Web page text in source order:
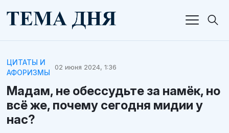
ЦИТАТЫ И
АФОРИЗМЫ
02 июня 2024, 1:36
Мадам, не обессудьте за намёк, но
всё же, почему сегодня мидии у
нас?